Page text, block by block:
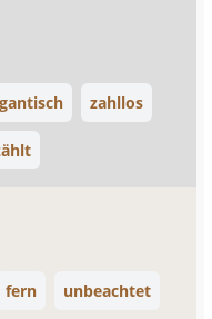
zahllos
fern unbeachtet